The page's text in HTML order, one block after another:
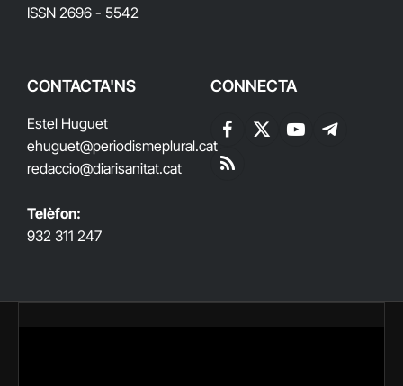
ISSN 2696 - 5542
CONTACTA'NS
Estel Huguet
ehuguet@periodismeplural.cat
redaccio@diarisanitat.cat
Telèfon:
932 311 247
CONNECTA
Facebook
X
YouTubeTelegram
RSS